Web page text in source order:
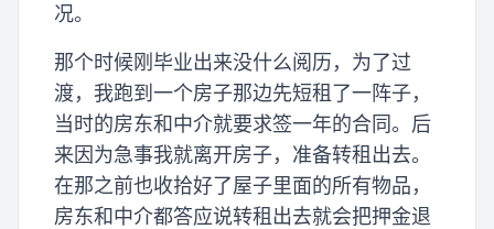
况。
那个时候刚毕业出来没什么阅历，为了过
渡，我跑到一个房子那边先短租了一阵子，
当时的房东和中介就要求签一年的合同。后
来因为急事我就离开房子，准备转租出去。
在那之前也收拾好了屋子里面的所有物品，
房东和中介都答应说转租出去就会把押金退